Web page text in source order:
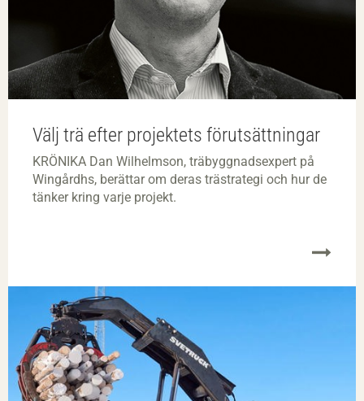
Välj trä efter projektets förutsättningar
KRÖNIKA Dan Wilhelmson, träbyggnadsexpert på
Wingårdhs, berättar om deras trästrategi och hur de
tänker kring varje projekt.